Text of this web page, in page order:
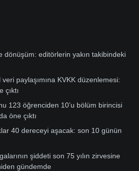
dönüşüm: editörlerin yakın takibindeki
paylaşımına KVKK düzenlemesi:
çıktı
123 öğrenciden 10’u bölüm birincisi
öne çıktı
40 dereceyi aşacak: son 10 günün
şiddeti son 75 yılın zirvesine
gündemde